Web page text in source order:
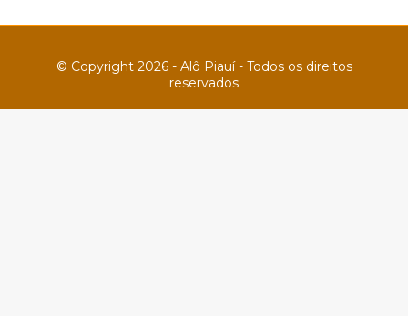
© Copyright 2026 - Alô Piauí - Todos os direitos
reservados